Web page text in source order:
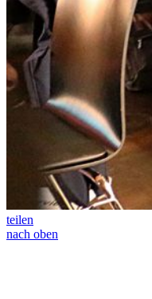
teilen
nach oben